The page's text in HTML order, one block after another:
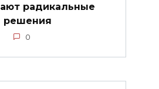
радикальные
решения
0